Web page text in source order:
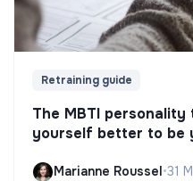
Retraining guide
The MBTI
yourself better to be
Marianne Roussel •31